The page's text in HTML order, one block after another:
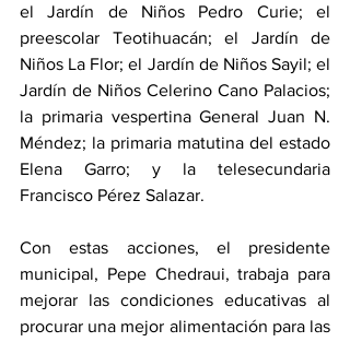
el Jardín de Niños Pedro Curie; el
preescolar Teotihuacán; el Jardín de
Niños La Flor; el Jardín de Niños Sayil; el
Jardín de Niños Celerino Cano Palacios;
la primaria vespertina General Juan N.
Méndez; la primaria matutina del estado
Elena Garro; y la telesecundaria
Francisco Pérez Salazar.
Con estas acciones, el presidente
municipal, Pepe Chedraui, trabaja para
mejorar las condiciones educativas al
procurar una mejor alimentación para las